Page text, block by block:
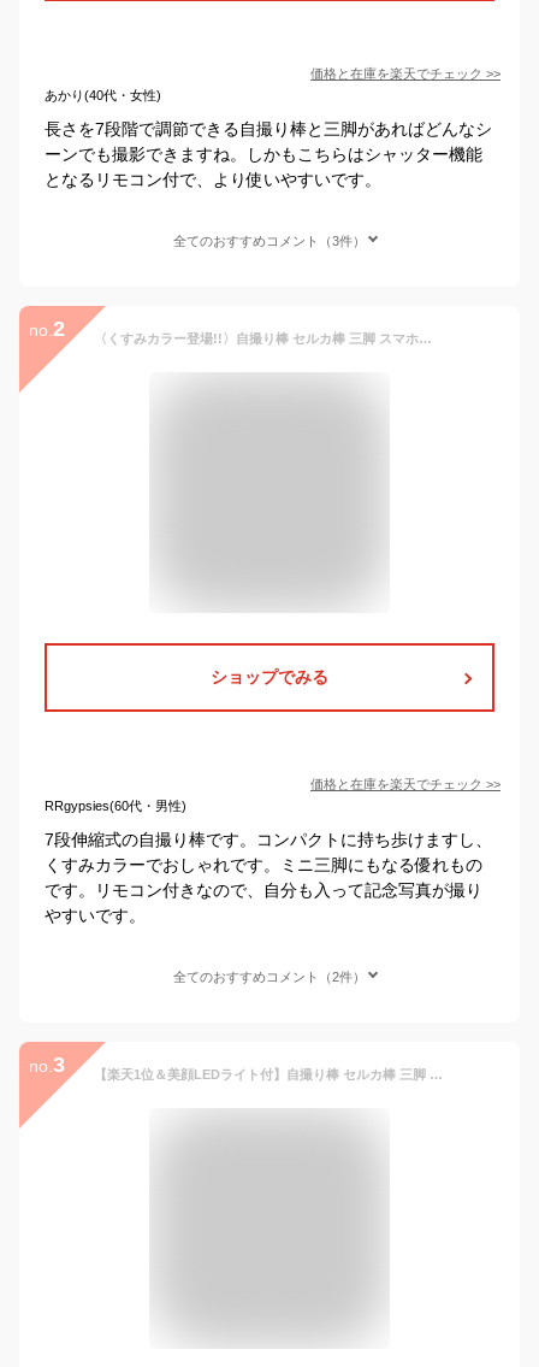
価格と在庫を楽天でチェック >>
あかり(40代・女性)
長さを7段階で調節できる自撮り棒と三脚があればどんなシ
ーンでも撮影できますね。しかもこちらはシャッター機能
となるリモコン付で、より使いやすいです。
全てのおすすめコメント（3件）
no. 2 〈くすみカラー登場!!〉自撮り棒 セルカ棒 三脚 スマホ三脚 リモコン付 Bluetooth iphone Android三脚 ミニ三脚 じどりぼう スマホ iphone 自分撮り 三脚スタンド 三脚伸縮式折り畳み vi0448
ショップでみる
価格と在庫を楽天でチェック >>
RRgypsies(60代・男性)
7段伸縮式の自撮り棒です。コンパクトに持ち歩けますし、
くすみカラーでおしゃれです。ミニ三脚にもなる優れもの
です。リモコン付きなので、自分も入って記念写真が撮り
やすいです。
全てのおすすめコメント（2件）
no. 3 【楽天1位＆美顔LEDライト付】自撮り棒 セルカ棒 三脚 リモコン付 Bluetooth じどりぼう じどり棒 スマホ三脚 ミニ三脚 無線 美顔 自分撮り 自撮り スマホ シャッター付き 7段階伸縮調節 最長1.04m 360度回転 折り畳み 軽量 iphone Android 対応